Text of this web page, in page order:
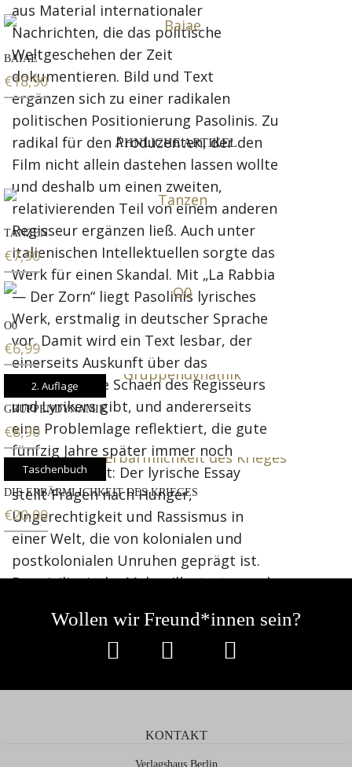
aus Material internationaler
Nachrichten, die das politische
Weltgeschehen der Zeit
dokumentieren. Bild und Text
ergänzen sich zu einer radikalen
politischen Positionierung Pasolinis. Zu
radikal für den Produzenten, der den
Film nicht allein dastehen lassen wollte
und deshalb um einen zweiten,
relativierenden Teil von einem anderen
Regisseur ergänzen ließ. Auch unter
italienischen Intellektuellen sorgte das
Werk für einen Skandal. Mit „La Rabbia
— Der Zorn“ liegt Pasolinis lyrisches
Werk, erstmalig in deutscher Sprache
vor. Damit wird ein Text lesbar, der
einerseits Auskunft über das
anschließende Schaen des Regisseurs
und Lyrikers gibt, und andererseits
eine Problemlage reflektiert, die gute
fünfzig Jahre später immer noch
hochaktuell ist: Der lyrische Essay
stellt Fragen nach Hunger,
Ungerechtigkeit und Rassismus in
einer Welt, die von kolonialen und
postkolonialen Unruhen geprägt ist.
Der sizilianische Maler, Illustrator und
„La Rabbia — Der Zorn“ und erweckt
mit seiner Interpretation dieses
deutschsprachige Publikum zu neuem
einem persönlichen Nachwort den
Arbeiten Pasolinis nach und bringt vor
BAIAE
€18,90
ÄHNLICHE ARTIKEL
TANZEN
€7,90
O0
€6,99
2. Auflage
GRUPPENDYNAMIK
€8,90
Taschenbuch
DIE ERBÄRMLICHKEIT DES KRIEGES
€20,00
Wollen wir Freund*innen sein?
KONTAKT
Verlagshaus Berlin